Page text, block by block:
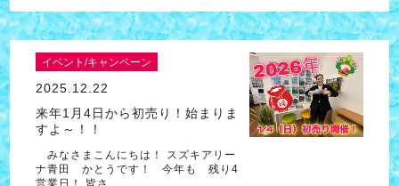
イベント/キャンペーン
2025.12.22
来年1月4日から初売り！始まりま
すよ～！！
みなさまこんにちは！ スズキアリー
ナ青田 かとうです！ 今年も 残り4